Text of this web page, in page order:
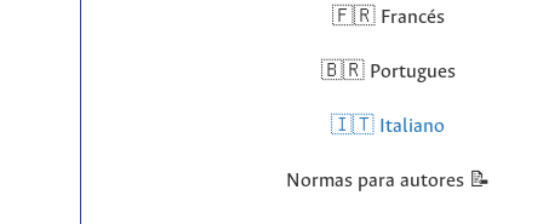
🇫🇷 Francés
🇧🇷 Portugues
🇮🇹 Italiano
Normas para autores 📝